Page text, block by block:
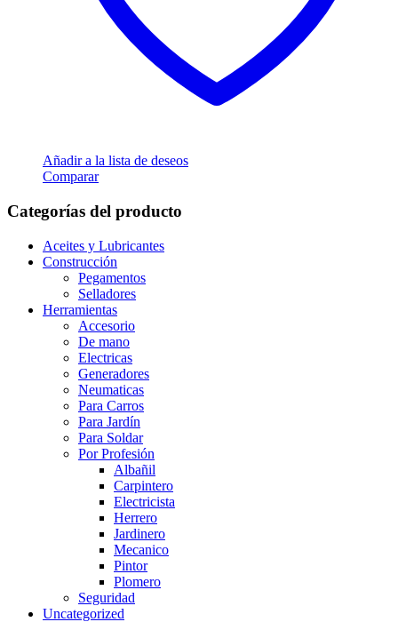
Añadir a la lista de deseos
Comparar
Categorías del producto
Aceites y Lubricantes
Construcción
Pegamentos
Selladores
Herramientas
Accesorio
De mano
Electricas
Generadores
Neumaticas
Para Carros
Para Jardín
Para Soldar
Por Profesión
Albañil
Carpintero
Electricista
Herrero
Jardinero
Mecanico
Pintor
Plomero
Seguridad
Uncategorized